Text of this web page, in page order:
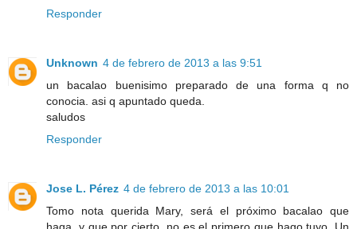
Responder
Unknown 4 de febrero de 2013 a las 9:51
un bacalao buenisimo preparado de una forma q no
conocia. asi q apuntado queda.
saludos
Responder
Jose L. Pérez 4 de febrero de 2013 a las 10:01
Tomo nota querida Mary, será el próximo bacalao que
haga, y que por cierto, no es el primero que hago tuyo. Un